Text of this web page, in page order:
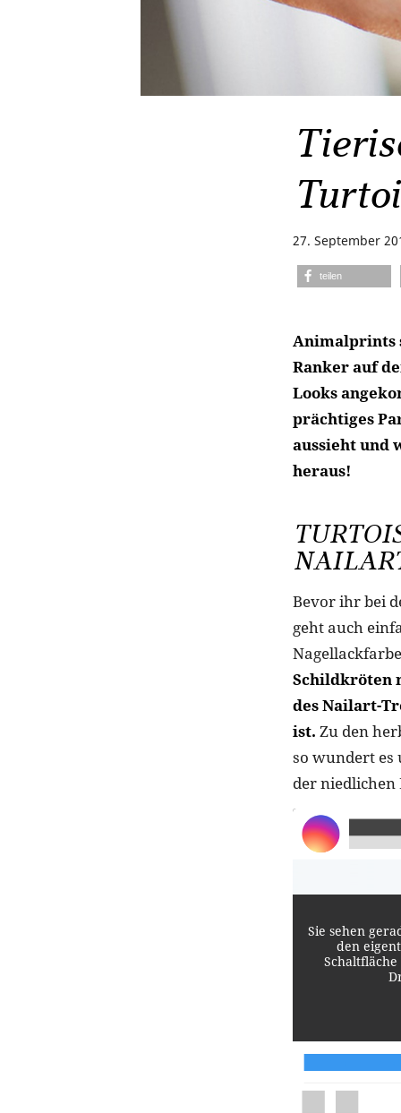
27. September
teilen
Animalprints
Ranker auf
Looks
prächtiges
aussieht und
heraus!
Bevor ihr bei
geht auch
Schildkröten
des Nailart-
ist. Zu den
so wundert es
der
Sie sehen
den